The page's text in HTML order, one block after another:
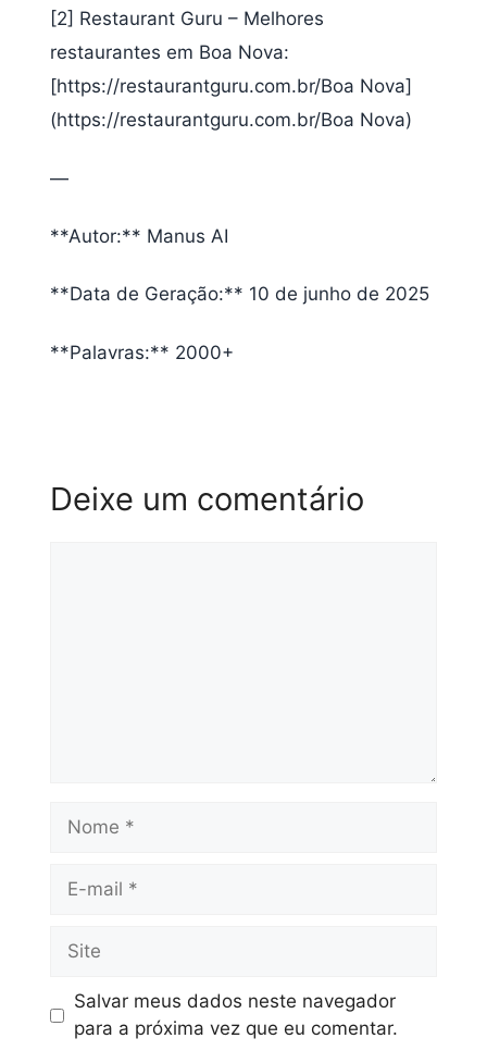
[2] Restaurant Guru – Melhores
restaurantes em Boa Nova:
[https://restaurantguru.com.br/Boa Nova]
(https://restaurantguru.com.br/Boa Nova)
—
**Autor:** Manus AI
**Data de Geração:** 10 de junho de 2025
**Palavras:** 2000+
Deixe um comentário
Salvar meus dados neste navegador
para a próxima vez que eu comentar.